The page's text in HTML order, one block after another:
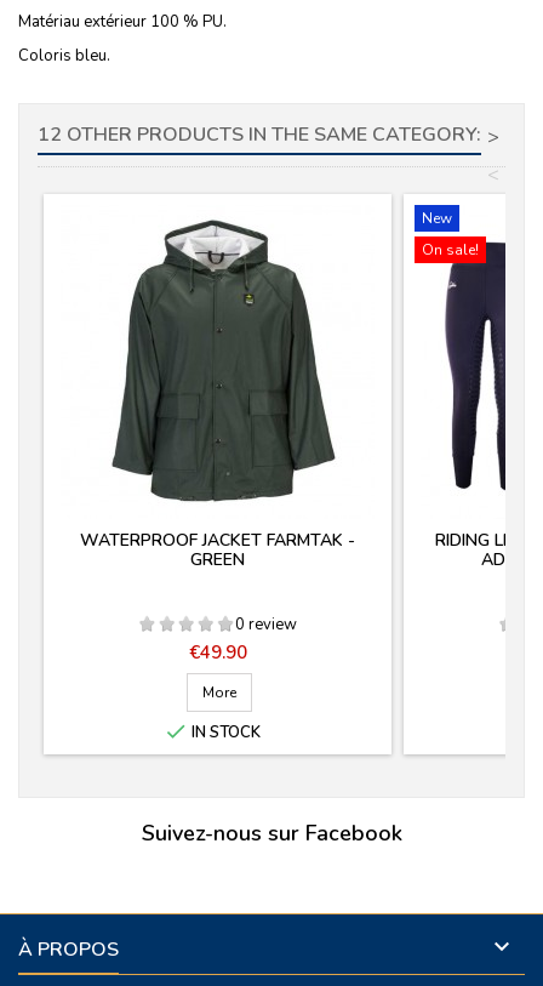
Matériau extérieur 100 % PU.
Coloris bleu.
12 OTHER PRODUCTS IN THE SAME CATEGORY: >
<
WATERPROOF JACKET FARMTAK -
GREEN
0 review
Price
€49.90
More
 IN STOCK
New
On sale!
RIDING
Suivez-nous sur Facebook
À PROPOS 